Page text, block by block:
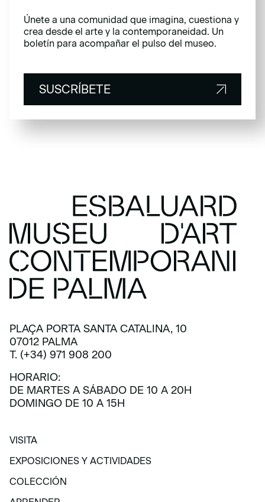
Únete a una comunidad que imagina, cuestiona y
crea desde el arte y la contemporaneidad. Un
boletín para acompañar el pulso del museo.
SUSCRÍBETE
SUSCRÍBETE
PLAÇA PORTA SANTA CATALINA, 10
07012 PALMA
T. (+34) 971 908 200
HORARIO:
DE MARTES A SÁBADO DE 10 A 20H
DOMINGO DE 10 A 15H
VISITA
VISITA
EXPOSICIONES Y ACTIVIDADES
EXPOSICIONES Y ACTIVIDADES
COLECCIÓN
COLECCIÓN